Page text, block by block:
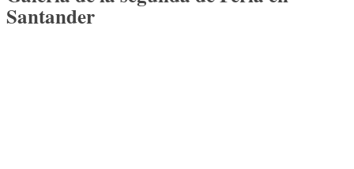
Santander